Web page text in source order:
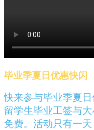
毕业季夏日优惠快闪
快来参与毕业季夏日
留学生毕业工签与
免费。活动只有一